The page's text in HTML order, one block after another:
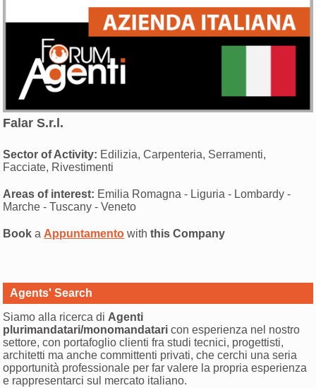
Falar S.r.l.
Sector of Activity: Edilizia, Carpenteria, Serramenti,
Facciate, Rivestimenti
Areas of interest: Emilia Romagna - Liguria - Lombardy -
Marche - Tuscany - Veneto
Book a Appuntamento withthis Company
Agents' Search
Siamo alla ricerca di Agenti
plurimandatari/monomandatari con esperienza nel nostro
settore, con portafoglio clienti fra studi tecnici, progettisti,
architetti ma anche committenti privati, che cerchi una seria
opportunità professionale per far valere la propria esperienza
e rappresentarci sul mercato italiano.